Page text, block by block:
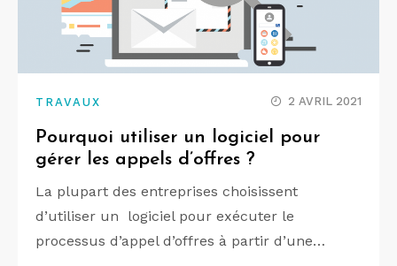
TRAVAUX 2 AVRIL 2021
Pourquoi utiliser un logiciel pour
gérer les appels d’offres ?
La plupart des entreprises choisissent
d’utiliser un logiciel pour exécuter le
processus d’appel d’offres à partir d’une…